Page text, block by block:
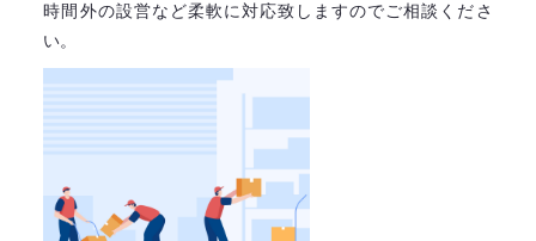
時間外の設営など柔軟に対応致しますのでご相談くださ
い。